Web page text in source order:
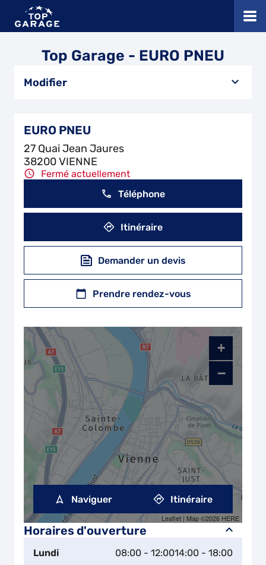
Top Garage - EURO PNEU
Modifier
EURO PNEU
27 Quai Jean Jaures
38200 VIENNE
Fermé actuellement
Téléphone
Itinéraire
Demander un devis
Prendre rendez-vous
Horaires d'ouverture
Lundi 08:00 - 12:0014:00 - 18:00
+
−
Leaflet | Map ©2026 HERE
Naviguer Itinéraire